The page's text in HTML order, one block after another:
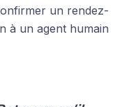
un rendez-
à un agent humain